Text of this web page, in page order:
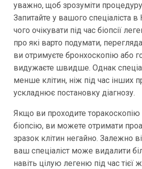
уважно, щоб зрозуміти
Запитайте у вашого спеціаліста в
чого очікувати під час біопсії
про які варто подумати,
ви отримуєте бронхоскопію або
видужаєте швидше. Однак
менше клітин, ніж під час інших
ускладнює постановку діагнозу.
Якщо ви проходите торакоскопію
біопсію, ви можете отримати
зразок клітин негайно. Залежно
ваш спеціаліст може видалити
навіть цілую легеню під час тієї